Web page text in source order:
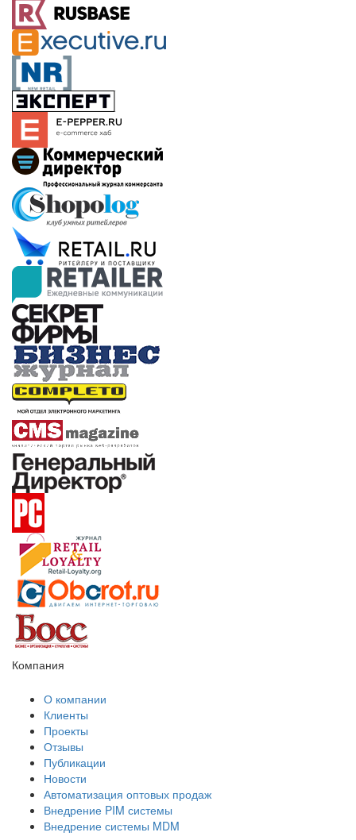
Компания
О компании
Клиенты
Проекты
Отзывы
Публикации
Новости
Автоматизация оптовых продаж
Внедрение PIM системы
Внедрение системы MDM